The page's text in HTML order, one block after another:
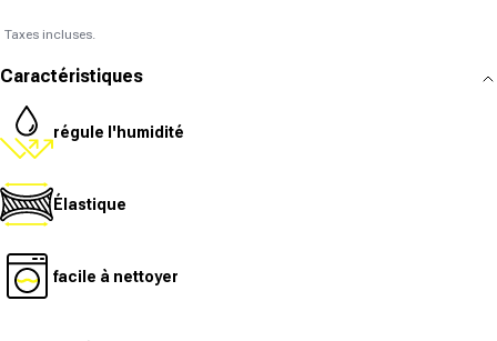
Taxes incluses.
Caractéristiques
régule l'humidité
Élastique
facile à nettoyer